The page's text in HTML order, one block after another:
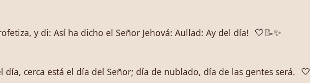
y di: Así ha dicho el Señor Jehová: Aullad: ­Ay del día! 🤍 📝✨
día, cerca está el día del Señor; día de nublado, día de las gentes será. 🤍